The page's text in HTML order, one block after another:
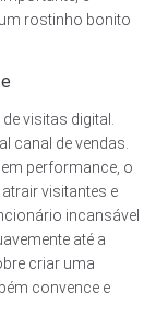
rostinho bonito
visitas digital.
canal de vendas.
performance, o
visitantes e
incansável
até a
criar uma
convence e